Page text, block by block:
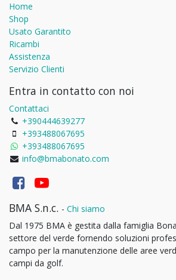
Home
Shop
Usato Garantito
Ricambi
Assistenza
Servizio Clienti
Entra in contatto con noi
Contattaci
+390444639277
+393488067695
+393488067695
info@bmabonato.com
BMA S.n.c. - Chi siamo
Dal 1975 BMA è gestita dalla famiglia
settore del verde fornendo soluzioni
campo per la manutenzione delle aree
campi da golf.